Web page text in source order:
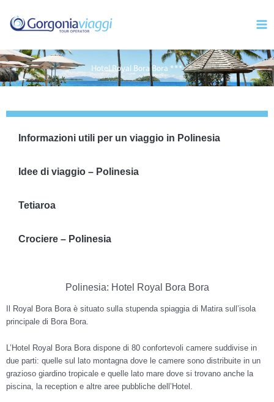
contenuto
Hotel Royal Bora Bora ***
Informazioni utili per un viaggio in Polinesia
Idee di viaggio – Polinesia
Tetiaroa
Crociere – Polinesia
Polinesia: Hotel Royal Bora Bora
Il Royal Bora Bora è situato sulla stupenda spiaggia di Matira sull’isola
principale di Bora Bora.
L’Hotel Royal Bora Bora dispone di 80 confortevoli camere suddivise in
due parti: quelle sul lato montagna dove le camere sono distribuite in un
grazioso giardino tropicale e quelle lato mare dove si trovano anche la
piscina, la reception e altre aree pubbliche dell’Hotel.